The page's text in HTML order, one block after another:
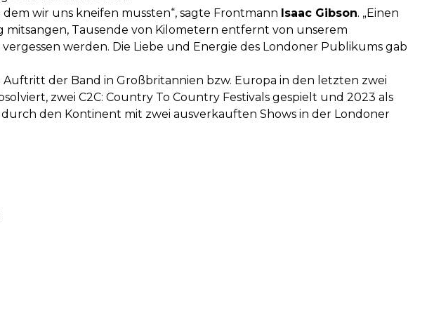
wir uns kneifen mussten“, sagte Frontmann Isaac Gibson. „Einen
mitsangen, Tausende von Kilometern entfernt von unserem
werden. Die Liebe und Energie des Londoner Publikums gab
der Band in Großbritannien bzw. Europa in den letzten zwei
zwei C2C: Country To Country Festivals gespielt und 2023 als
durch den Kontinent mit zwei ausverkauften Shows in der Londoner